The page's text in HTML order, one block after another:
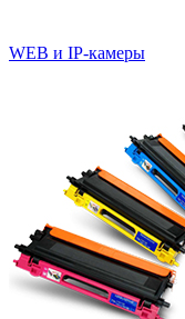
WEB и IP-камеры